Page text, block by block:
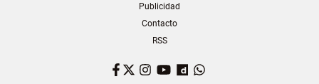
Publicidad
Contacto
RSS
Facebook
TwitterInstagram
YouTubeDailymotion